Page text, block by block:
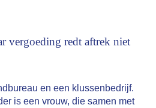
vergoeding redt aftrek niet
en een klussenbedrijf.
is een vrouw, die samen met